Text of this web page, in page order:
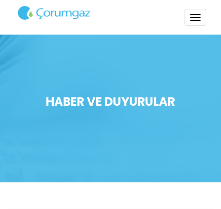
HABER VE DUYURULAR